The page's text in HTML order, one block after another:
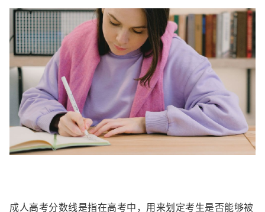
成人高考分数线是指在高考中，用来划定考生是否能够被